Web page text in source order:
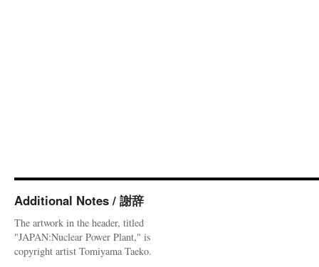
Additional Notes / 謝辞
The artwork in the header, titled
"JAPAN:Nuclear Power Plant," is
copyright artist Tomiyama Taeko.